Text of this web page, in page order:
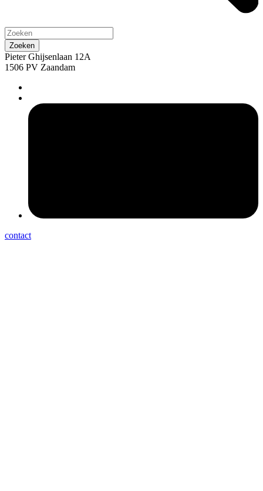
Pieter Ghijsenlaan 12A
1506 PV Zaandam
contact